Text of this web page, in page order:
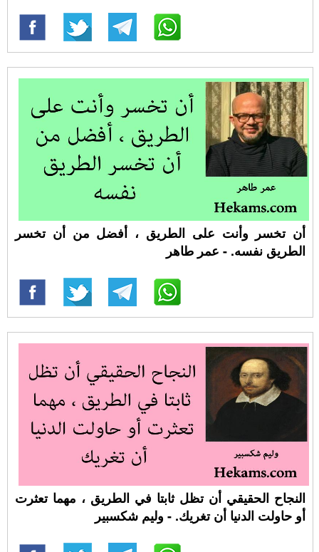
أن تخسر وأنت على الطريق ، أفضل من أن تخسر
الطريق نفسه. - عمر طاهر
النجاح الحقيقي أن تظل ثابتا في الطريق ، مهما تعثرت
أو حاولت الدنيا أن تغريك. - وليم شكسبير